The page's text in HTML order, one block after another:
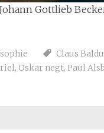
Gottlieb
Claus
, Oskar negt, Paul